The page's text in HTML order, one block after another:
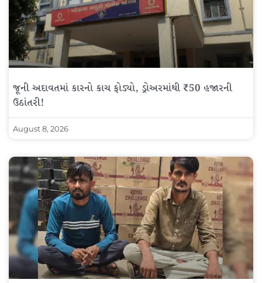
જૂની અદાવતમાં કારનો કાચ ફોડ્યો, ડ્રોઅરમાંથી ₹50 હજારની
ઉઠાંતરી!
August 8, 2026